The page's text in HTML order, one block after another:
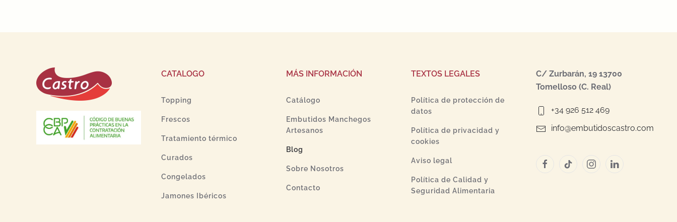
CATALOGO
Topping
Frescos
Tratamiento térmico
Curados
Congelados
Jamones Ibéricos
MÁS INFORMACIÓN
Catálogo
Embutidos Manchegos
Artesanos
Blog
Sobre Nosotros
Contacto
TEXTOS LEGALES
Política de protección de
datos
Política de privacidad y
cookies
Aviso legal
Política de Calidad y
Seguridad Alimentaria
C/ Zurbarán, 19 13700
Tomelloso (C. Real)
+34 926 512 469
info@embutidoscastro.com